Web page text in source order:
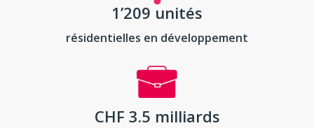
1’209 unités
résidentielles en développement
CHF 3.5 milliards